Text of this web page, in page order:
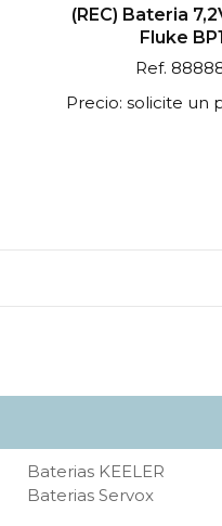
(REC) Bateria
Fluke
Ref.
Precio: solicite un
Baterias KEELER
Baterias Servox